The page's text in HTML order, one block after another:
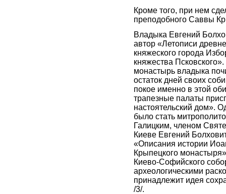
Кроме того, при нем
преподобного Саввы
Владыка Евгений
автор «Летописи
княжеского города
княжества
монастырь владыка
остаток дней своих
покое именно в этой
трапезные палаты
настоятельский дом».
было стать
Галицким, членом
Киеве Евгений
«Описания истории
Крыпецкого
Киево-Софийского
археологическими
принадлежит идея
/3/.